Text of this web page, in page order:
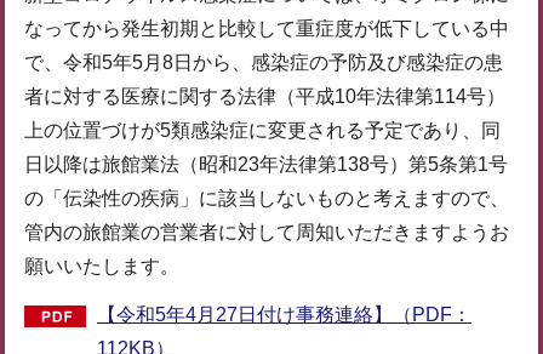
なってから発生初期と比較して重症度が低下している中
で、令和5年5月8日から、感染症の予防及び感染症の患
者に対する医療に関する法律（平成10年法律第114号）
上の位置づけが5類感染症に変更される予定であり、同
日以降は旅館業法（昭和23年法律第138号）第5条第1号
の「伝染性の疾病」に該当しないものと考えますので、
管内の旅館業の営業者に対して周知いただきますようお
願いいたします。
【令和5年4月27日付け事務連絡】（PDF：
112KB）